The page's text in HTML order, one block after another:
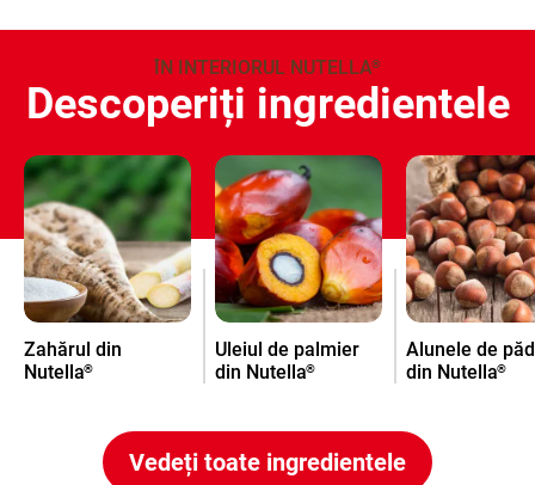
ÎN INTERIORUL NUTELLA®
Descoperiți ingredientele
Zahărul din
Nutella®
Uleiul de palmier
din Nutella®
Alunele de
din Nutella®
Vedeți toate ingredientele